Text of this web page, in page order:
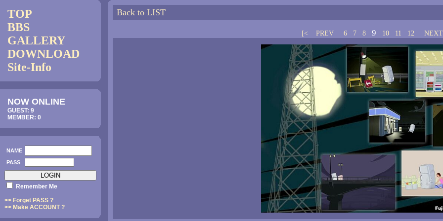
TOP
BBS
GALLERY
DOWNLOAD
Site-Info
NOW ONLINE
GUEST: 9
MEMBER: 0
NAME
PASS
Remember Me
>> Forget PASS ?
>> Make ACCOUNT ?
Back to LIST
[< PREV 6 7 8 9 10 11 12 NEXT